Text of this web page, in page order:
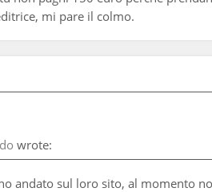
mi pare il colmo.
wrote:
andato sul loro sito, al momento